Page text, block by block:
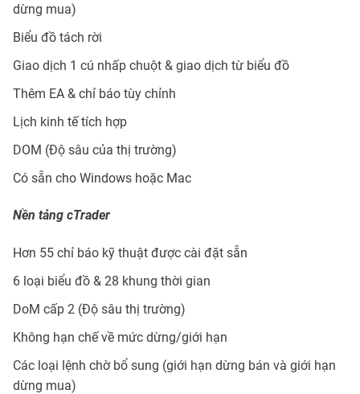
dừng mua)
Biểu đồ tách rời
Giao dịch 1 cú nhấp chuột & giao dịch từ biểu đồ
Thêm EA & chỉ báo tùy chỉnh
Lịch kinh tếtích hợp
DOM (Độ sâu của thị trường)
Có sẵn cho Windows hoặc Mac
Nền tảng cTrader
Hơn 55 chỉ báo kỹ thuật được cài đặt sẵn
6 loại biểu đồ & 28 khung thời gian
DoM cấp 2 (Độ sâu thị trường)
Không hạn chế về mức dừng/giới hạn
Các loại lệnh chờ bổ sung (giới hạn dừng bán và giới hạn
dừng mua)